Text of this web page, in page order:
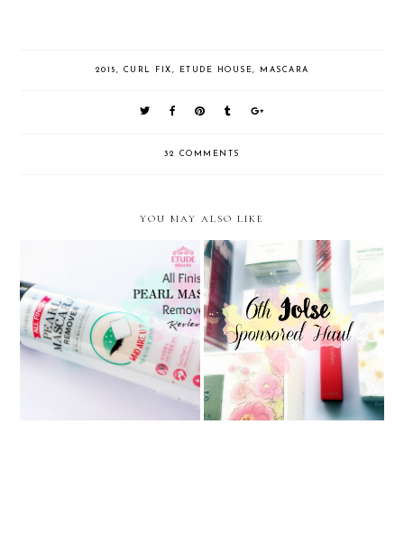
2015 , CURL FIX , ETUDE HOUSE, MASCARA
32 COMMENTS
YOU MAY ALSO LIKE
[Etude House] All Finish Pearl
Mascara Remover
[Haul] 6º Haul Auspiciado por
Jolse